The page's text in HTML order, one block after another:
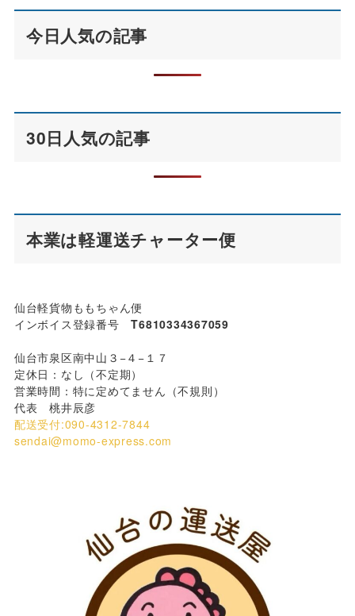
今日人気の記事
30日人気の記事
本業は軽運送チャーター便
仙台軽貨物ももちゃん便
インボイス登録番号T6810334367059
仙台市泉区南中山３−４−１７
定休日：なし（不定期）
営業時間：特に定めてません（不規則）
代表 桃井辰彦
配送受付:090-4312-7844
sendai@momo-express.com